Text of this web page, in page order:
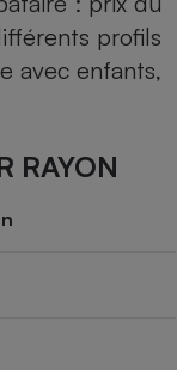
profils
avec enfants,
RAYON